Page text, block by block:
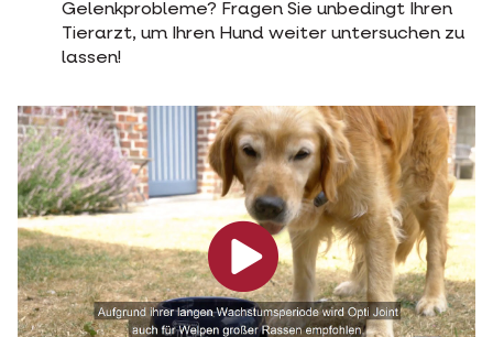
Gelenkprobleme? Fragen Sie unbedingt Ihren
Tierarzt, um Ihren Hund weiter untersuchen zu
lassen!